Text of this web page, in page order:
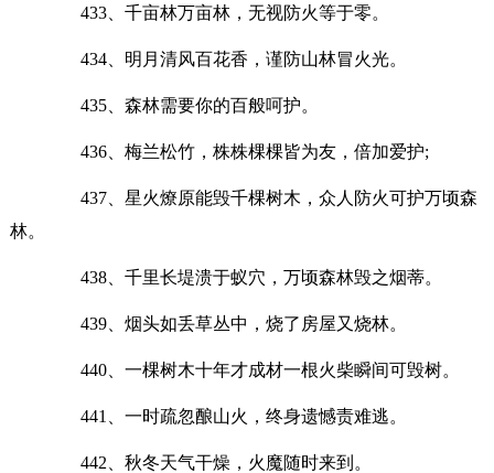
433、千亩林万亩林，无视防火等于零。
434、明月清风百花香，谨防山林冒火光。
435、森林需要你的百般呵护。
436、梅兰松竹，株株棵棵皆为友，倍加爱护;
437、星火燎原能毁千棵树木，众人防火可护万顷森
林。
438、千里长堤溃于蚁穴，万顷森林毁之烟蒂。
439、烟头如丢草丛中，烧了房屋又烧林。
440、一棵树木十年才成材一根火柴瞬间可毁树。
441、一时疏忽酿山火，终身遗憾责难逃。
442、秋冬天气干燥，火魔随时来到。